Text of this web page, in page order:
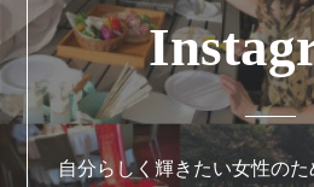
自分らしく輝きたい女性の